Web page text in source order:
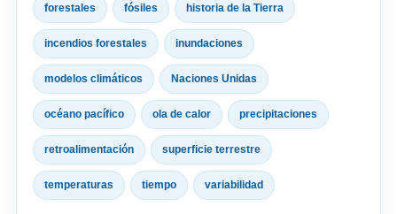
forestales fósiles historia de la Tierra
incendios forestales inundaciones
modelos climáticos Naciones Unidas
océano pacífico ola de calor precipitaciones
retroalimentación superficie terrestre
temperaturas tiempo variabilidad